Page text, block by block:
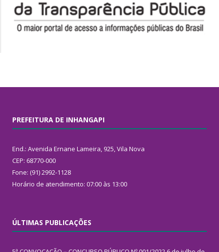
PREFEITURA DE INHANGAPI
End.: Avenida Ernane Lameira, 925, Vila Nova
CEP: 68770-000
Fone: (91) 2992-1128
Horário de atendimento: 07:00 às 13:00
ÚLTIMAS PUBLICAÇÕES